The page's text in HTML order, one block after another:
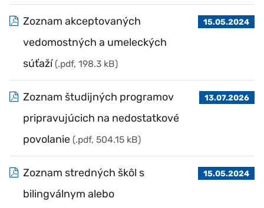
Zoznam akceptovaných
vedomostných a umeleckých
súťaží (.pdf, 198.3 kB)
15.05.2024
Zoznam študijných programov
pripravujúcich na nedostatkové
povolanie (.pdf, 504.15 kB)
13.07.2026
Zoznam stredných škôl s
bilingválnym alebo
15.05.2024